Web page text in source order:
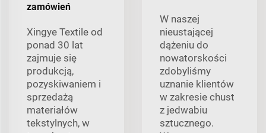
zamówień
Xingye Textile od
ponad 30 lat
zajmuje się
produkcją,
pozyskiwaniem i
sprzedażą
materiałów
tekstylnych, w
W naszej
nieustającej
dążeniu do
nowatorskości
zdobyliśmy
uznanie klientów
w zakresie chust
z jedwabiu
sztucznego.